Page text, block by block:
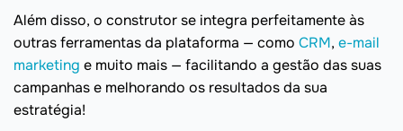
Além disso, o construtor se integra perfeitamente às
outras ferramentas da plataforma — como CRM, e-mail
marketing e muito mais — facilitando a gestão das suas
campanhas e melhorando os resultados da sua
estratégia!